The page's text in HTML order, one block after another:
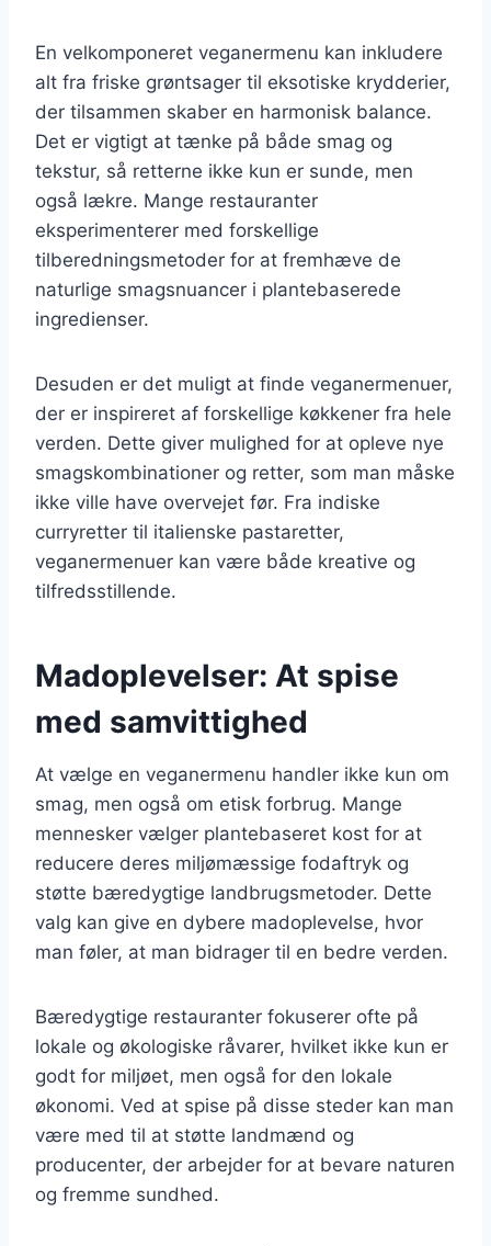
En velkomponeret veganermenu kan inkludere
alt fra friske grøntsager til eksotiske krydderier,
der tilsammen skaber en harmonisk balance.
Det er vigtigt at tænke på både smag og
tekstur, så retterne ikke kun er sunde, men
også lækre. Mange restauranter
eksperimenterer med forskellige
tilberedningsmetoder for at fremhæve de
naturlige smagsnuancer i plantebaserede
ingredienser.
Desuden er det muligt at finde veganermenuer,
der er inspireret af forskellige køkkener fra hele
verden. Dette giver mulighed for at opleve nye
smagskombinationer og retter, som man måske
ikke ville have overvejet før. Fra indiske
curryretter til italienske pastaretter,
veganermenuer kan være både kreative og
tilfredsstillende.
Madoplevelser: At spise
med samvittighed
At vælge en veganermenu handler ikke kun om
smag, men også om etisk forbrug. Mange
mennesker vælger plantebaseret kost for at
reducere deres miljømæssige fodaftryk og
støtte bæredygtige landbrugsmetoder. Dette
valg kan give en dybere madoplevelse, hvor
man føler, at man bidrager til en bedre verden.
Bæredygtige restauranter fokuserer ofte på
lokale og økologiske råvarer, hvilket ikke kun er
godt for miljøet, men også for den lokale
økonomi. Ved at spise på disse steder kan man
være med til at støtte landmænd og
producenter, der arbejder for at bevare naturen
og fremme sundhed.